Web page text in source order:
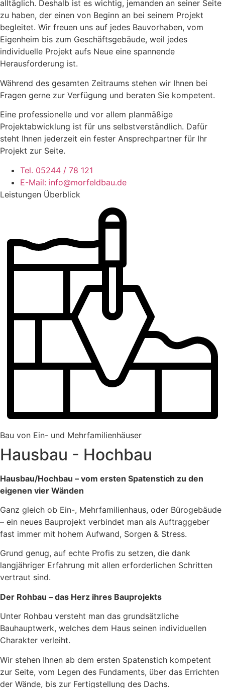
alltäglich. Deshalb ist es wichtig, jemanden an seiner Seite
zu haben, der einen von Beginn an bei seinem Projekt
begleitet. Wir freuen uns auf jedes Bauvorhaben, vom
Eigenheim bis zum Geschäftsgebäude, weil jedes
individuelle Projekt aufs Neue eine spannende
Herausforderung ist.
Während des gesamten Zeitraums stehen wir Ihnen bei
Fragen gerne zur Verfügung und beraten Sie kompetent.
Eine professionelle und vor allem planmäßige
Projektabwicklung ist für uns selbstverständlich. Dafür
steht Ihnen jederzeit ein fester Ansprechpartner für Ihr
Projekt zur Seite.
Tel. 05244 / 78 121
E-Mail: info@morfeldbau.de
Leistungen Überblick
Bau von Ein- und Mehrfamilienhäuser
Hausbau - Hochbau
Hausbau/Hochbau – vom ersten Spatenstich zu den
eigenen vier Wänden
Ganz gleich ob Ein-, Mehrfamilienhaus, oder Bürogebäude
– ein neues Bauprojekt verbindet man als Auftraggeber
fast immer mit hohem Aufwand, Sorgen & Stress.
Grund genug, auf echte Profis zu setzen, die dank
langjähriger Erfahrung mit allen erforderlichen Schritten
vertraut sind.
Der Rohbau – das Herz ihres Bauprojekts
Unter Rohbau versteht man das grundsätzliche
Bauhauptwerk, welches dem Haus seinen individuellen
Charakter verleiht.
Wir stehen Ihnen ab dem ersten Spatenstich kompetent
zur Seite, vom Legen des Fundaments, über das Errichten
der Wände, bis zur Fertigstellung des Dachs.